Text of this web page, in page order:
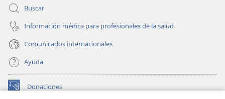
Buscar
Información médica para profesionales de la salud
Comunicados internacionales
Ayuda
Donaciones
(abre